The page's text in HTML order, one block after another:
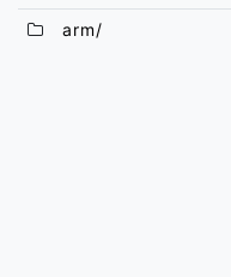
arm/